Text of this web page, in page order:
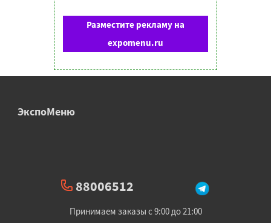
Разместите рекламу на
expomenu.ru
ЭкспоМеню
88006512
Принимаем заказы с 9:00 до 21:00